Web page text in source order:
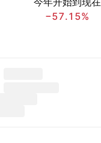
−57.15%